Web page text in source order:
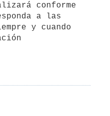
conforme
a las
y cuando